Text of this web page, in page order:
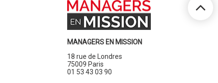
MANAGERS EN MISSION
18 rue de Londres
75009 Paris
01 53 43 03 90